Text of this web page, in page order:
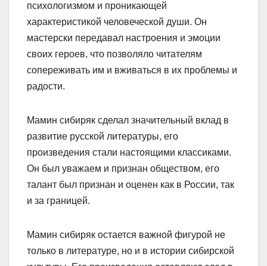
психологизмом и проникающей
характеристикой человеческой души. Он
мастерски передавал настроения и эмоции
своих героев, что позволяло читателям
сопереживать им и вживаться в их проблемы и
радости.
Мамин сибиряк сделал значительный вклад в
развитие русской литературы, его
произведения стали настоящими классиками.
Он был уважаем и признан обществом, его
талант был признан и оценен как в России, так
и за границей.
Мамин сибиряк остается важной фигурой не
только в литературе, но и в истории сибирской